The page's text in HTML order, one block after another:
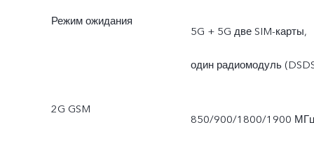
Режим ожидания
5G + 5G две SIM-карты,
один радиомодуль
2G GSM
850/900/1800/1900